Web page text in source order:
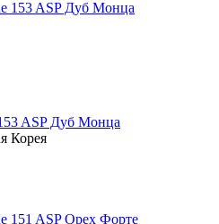
ASP Дуб Монца
Корея